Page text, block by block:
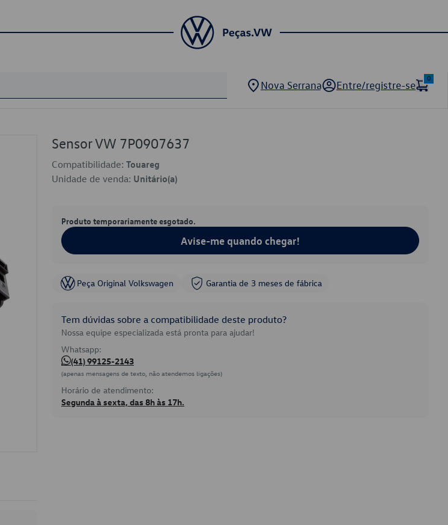
Nova Serrana Entre/registre-se
0
Sensor VW 7P0907637
Compatibilidade: Touareg
Unidade de venda: Unitário(a)
Produto temporariamente esgotado.
Avise-me quando chegar!
Peça Original Volkswagen Garantia de 3 meses de fábrica
Tem dúvidas sobre a compatibilidade deste produto?
Nossa equipe especializada está pronta para ajudar!
Whatsapp:
(41) 99125-2143
(apenas mensagens de texto, não atendemos ligações)
Horário de atendimento:
Segunda à sexta, das 8h às 17h.